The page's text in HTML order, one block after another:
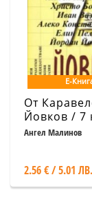
Е-
От
Йовков / 7
Ангел Малинов
2.56 € / 5.01 ЛВ.